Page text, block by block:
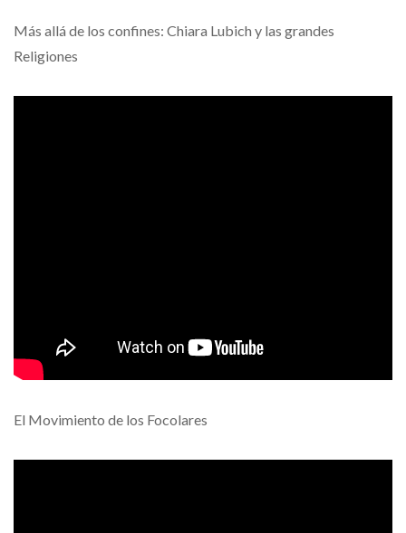
Más allá de los confines: Chiara Lubich y las grandes
Religiones
El Movimiento de los Focolares